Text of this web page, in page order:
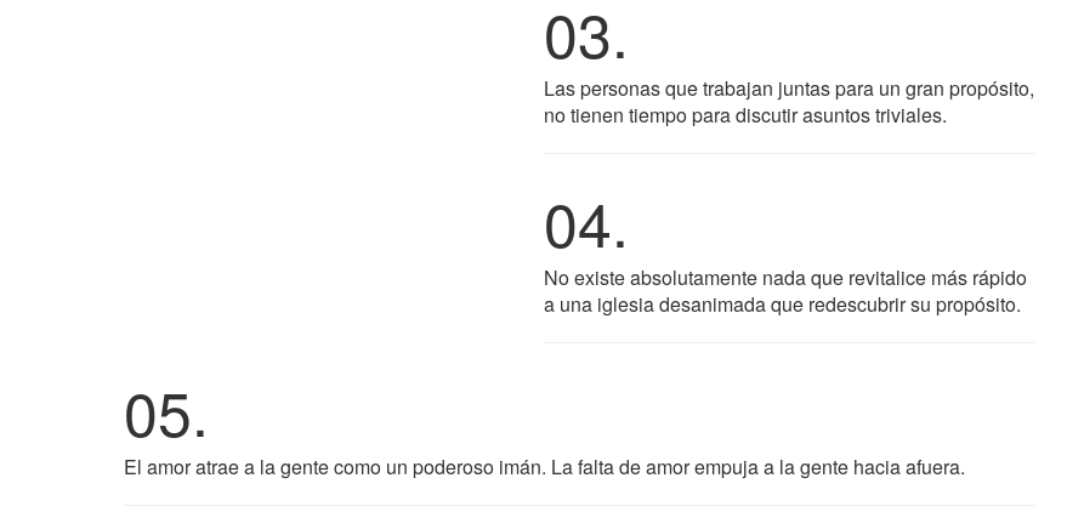
03.
Las personas que trabajan juntas para un gran propósito,
no tienen tiempo para discutir asuntos triviales.
04.
No existe absolutamente nada que revitalice más rápido
a una iglesia desanimada que redescubrir su propósito.
05.
El amor atrae a la gente como un poderoso imán. La falta de amor empuja a la gente hacia afuera.